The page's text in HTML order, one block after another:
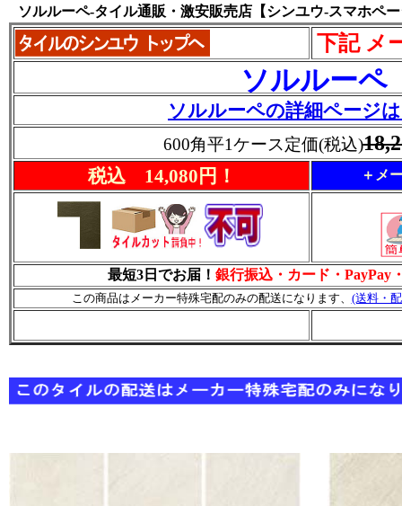
ソルルーペ-タイル通販・激安販売店【シンユウ-スマホペ
下記 メ
ソルルーペ
ソルルーペの詳細ページ
600角平1ケース定価(税込)
税込 14,080円！ ＋メ
最短3日でお届！ 銀行振込・カード・PayPay
この商品はメーカー特殊宅配のみの配送になります、 (送料・